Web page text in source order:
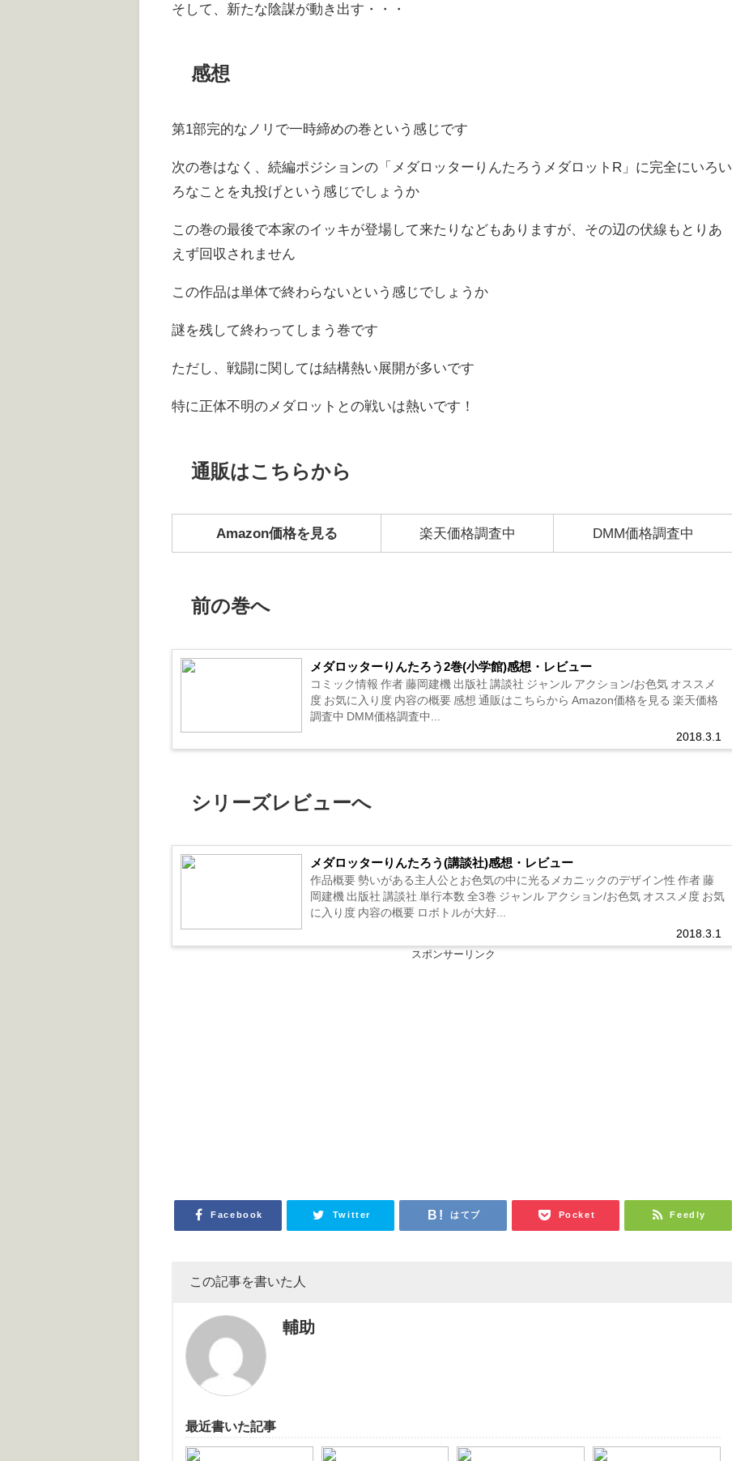
そして、新たな陰謀が動き出す・・・
感想
第1部完的なノリで一時締めの巻という感じです
次の巻はなく、続編ポジションの「メダロッターりんたろうメダロットR」に完全にいろい
ろなことを丸投げという感じでしょうか
この巻の最後で本家のイッキが登場して来たりなどもありますが、その辺の伏線もとりあ
えず回収されません
この作品は単体で終わらないという感じでしょうか
謎を残して終わってしまう巻です
ただし、戦闘に関しては結構熱い展開が多いです
特に正体不明のメダロットとの戦いは熱いです！
通販はこちらから
Amazon価格を見る 楽天価格調査中 DMM価格調査中
前の巻へ
メダロッターりんたろう2巻(小学館)感想・レビュー
2018.3.1
コミック情報 作者 藤岡建機 出版社 講談社 ジャンル アクション/お色気 オススメ
度 お気に入り度 内容の概要 感想 通販はこちらから Amazon価格を見る 楽天価格
調査中 DMM価格調査中...
シリーズレビューへ
メダロッターりんたろう(講談社)感想・レビュー
2018.3.1
作品概要 勢いがある主人公とお色気の中に光るメカニックのデザイン性 作者 藤
岡建機 出版社 講談社 単行本数 全3巻 ジャンル アクション/お色気 オススメ度 お気
に入り度 内容の概要 ロボトルが大好...
スポンサーリンク
Facebook Twitter はてブ Pocket Feedly
この記事を書いた人
輔助
最近書いた記事